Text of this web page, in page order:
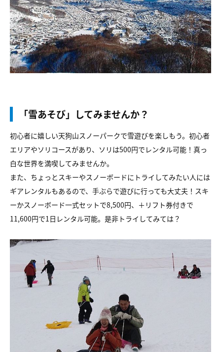
「雪あそび」してみませんか？
初心者に嬉しい天狗山スノーパークで雪遊びを楽しもう。初心者
エリアやソリコースがあり、ソリは500円でレンタル可能！真っ
白な世界を満喫してみませんか。
また、ちょっとスキーやスノーボードにトライしてみたい人には
ギアレンタルもあるので、手ぶらで遊びに行っても大丈夫！スキ
ーかスノーボード一式セットで8,500円、＋リフト券付きで
11,600円で1日レンタル可能。是非トライしてみては？